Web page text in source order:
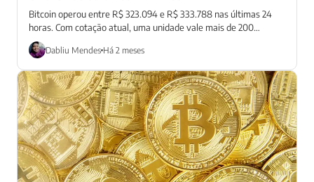
Bitcoin operou entre R$ 323.094 e R$ 333.788 nas últimas 24
horas. Com cotação atual, uma unidade vale mais de 200
salários...
Dabliu Mendes Há 2 meses